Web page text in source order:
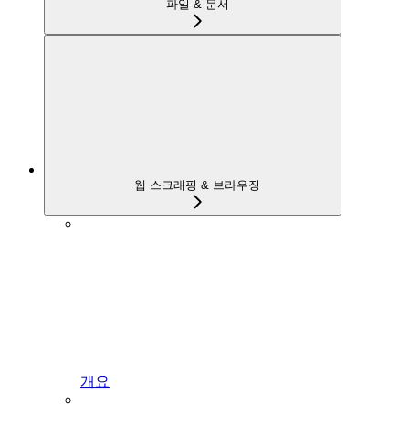
파일 & 문서
웹 스크래핑 & 브라우징
개요